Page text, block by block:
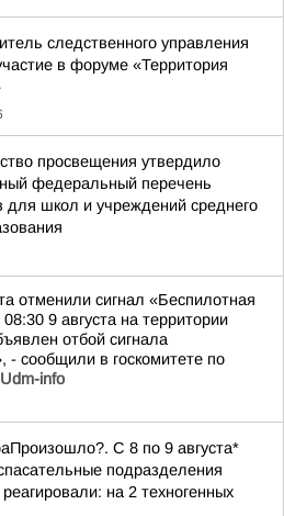
следственного управления
в форуме «Территория
просвещения утвердило
федеральный перечень
для школ и учреждений среднего
отменили сигнал «Беспилотная
9 августа на территории
отбой сигнала
- сообщили в госкомитете по
Udm-info
С 8 по 9 августа*
подразделения
на 2 техногенных